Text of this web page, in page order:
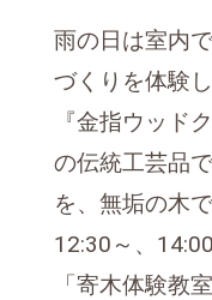
雨の日は室内
づくりを体験
『金指ウッド
の伝統工芸品
を、無垢の木
12:30～、
「寄木体験教